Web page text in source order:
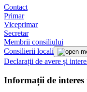
Contact
Primar
Viceprimar
Secretar
Membrii consiliului
Consilierii locali
Declarații de avere și
Informații de interes